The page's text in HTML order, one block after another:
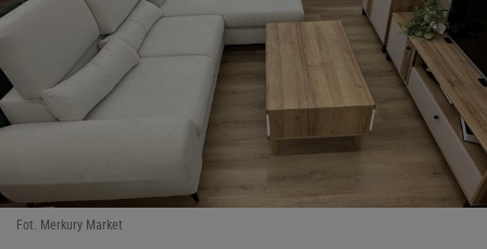
Fot. Merkury Market